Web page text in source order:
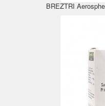
BREZTRI